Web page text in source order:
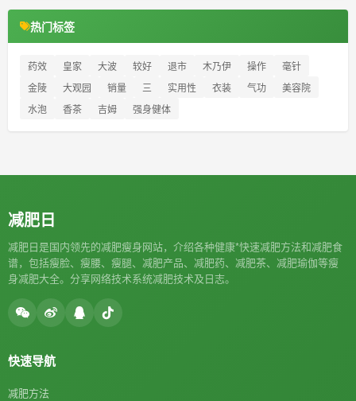
热门标签
药效 皇家 大波 较好 退市 木乃伊 操作
毫针
金陵
大观园 销量 三 实用性 衣装 气功
美容院
水泡
香茶 吉姆 强身健体
减肥日
减肥日是国内领先的减肥瘦身网站，介绍各种健康*快速减肥方法和减肥食
谱，包括瘦脸、瘦腰、瘦腿、减肥产品、减肥药、减肥茶、减肥瑜伽等瘦
身减肥大全。分享网络技术系统减肥技术及日志。
快速导航
减肥方法